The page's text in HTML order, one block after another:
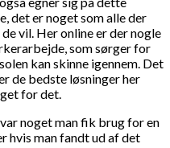
det er noget som alle der
vil. Her online er der nogle
som sørger for
kan skinne igennem. Det
de bedste løsninger her
for det.
noget man fik brug for en
hvis man fandt ud af det